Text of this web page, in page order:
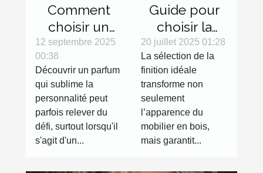
Comment
choisir un
parfum en
ligne sans
l'essayer ?
12 septembre 2025
00:38
Découvrir un parfum
qui sublime la
personnalité peut
parfois relever du
défi, surtout lorsqu'il
s'agit d'un...
Guide pour
choisir la
finition
parfaite pour
votre mobilier
en bois
20 juillet 2025 01:28
La sélection de la
finition idéale
transforme non
seulement
l’apparence du
mobilier en bois,
mais garantit...